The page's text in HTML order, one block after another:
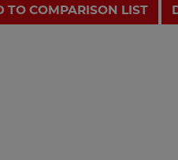
TO COMPARISON LIST